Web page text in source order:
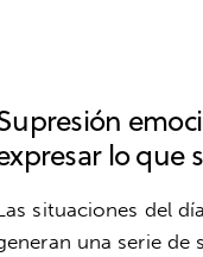
lo que
situaciones del
una serie de